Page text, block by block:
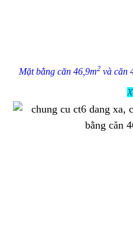
Mặt bằng căn 46,9m2 và căn